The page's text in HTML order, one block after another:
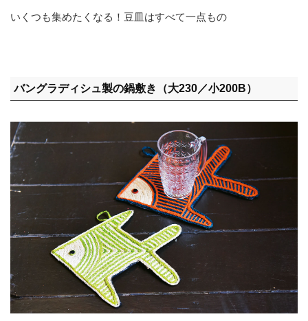
いくつも集めたくなる！豆皿はすべて一点もの
バングラディシュ製の鍋敷き（大230／小200B）